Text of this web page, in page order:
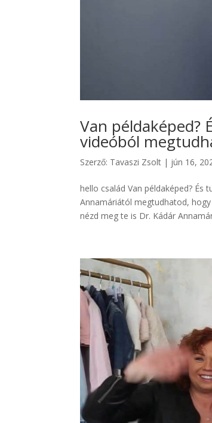
Van példaképed?
videóból
Szerző: Tavaszi Zsolt | jún 16,
hello család Van példaképed?
Annamáriától megtudhatod,
nézd meg te is Dr. Kádár